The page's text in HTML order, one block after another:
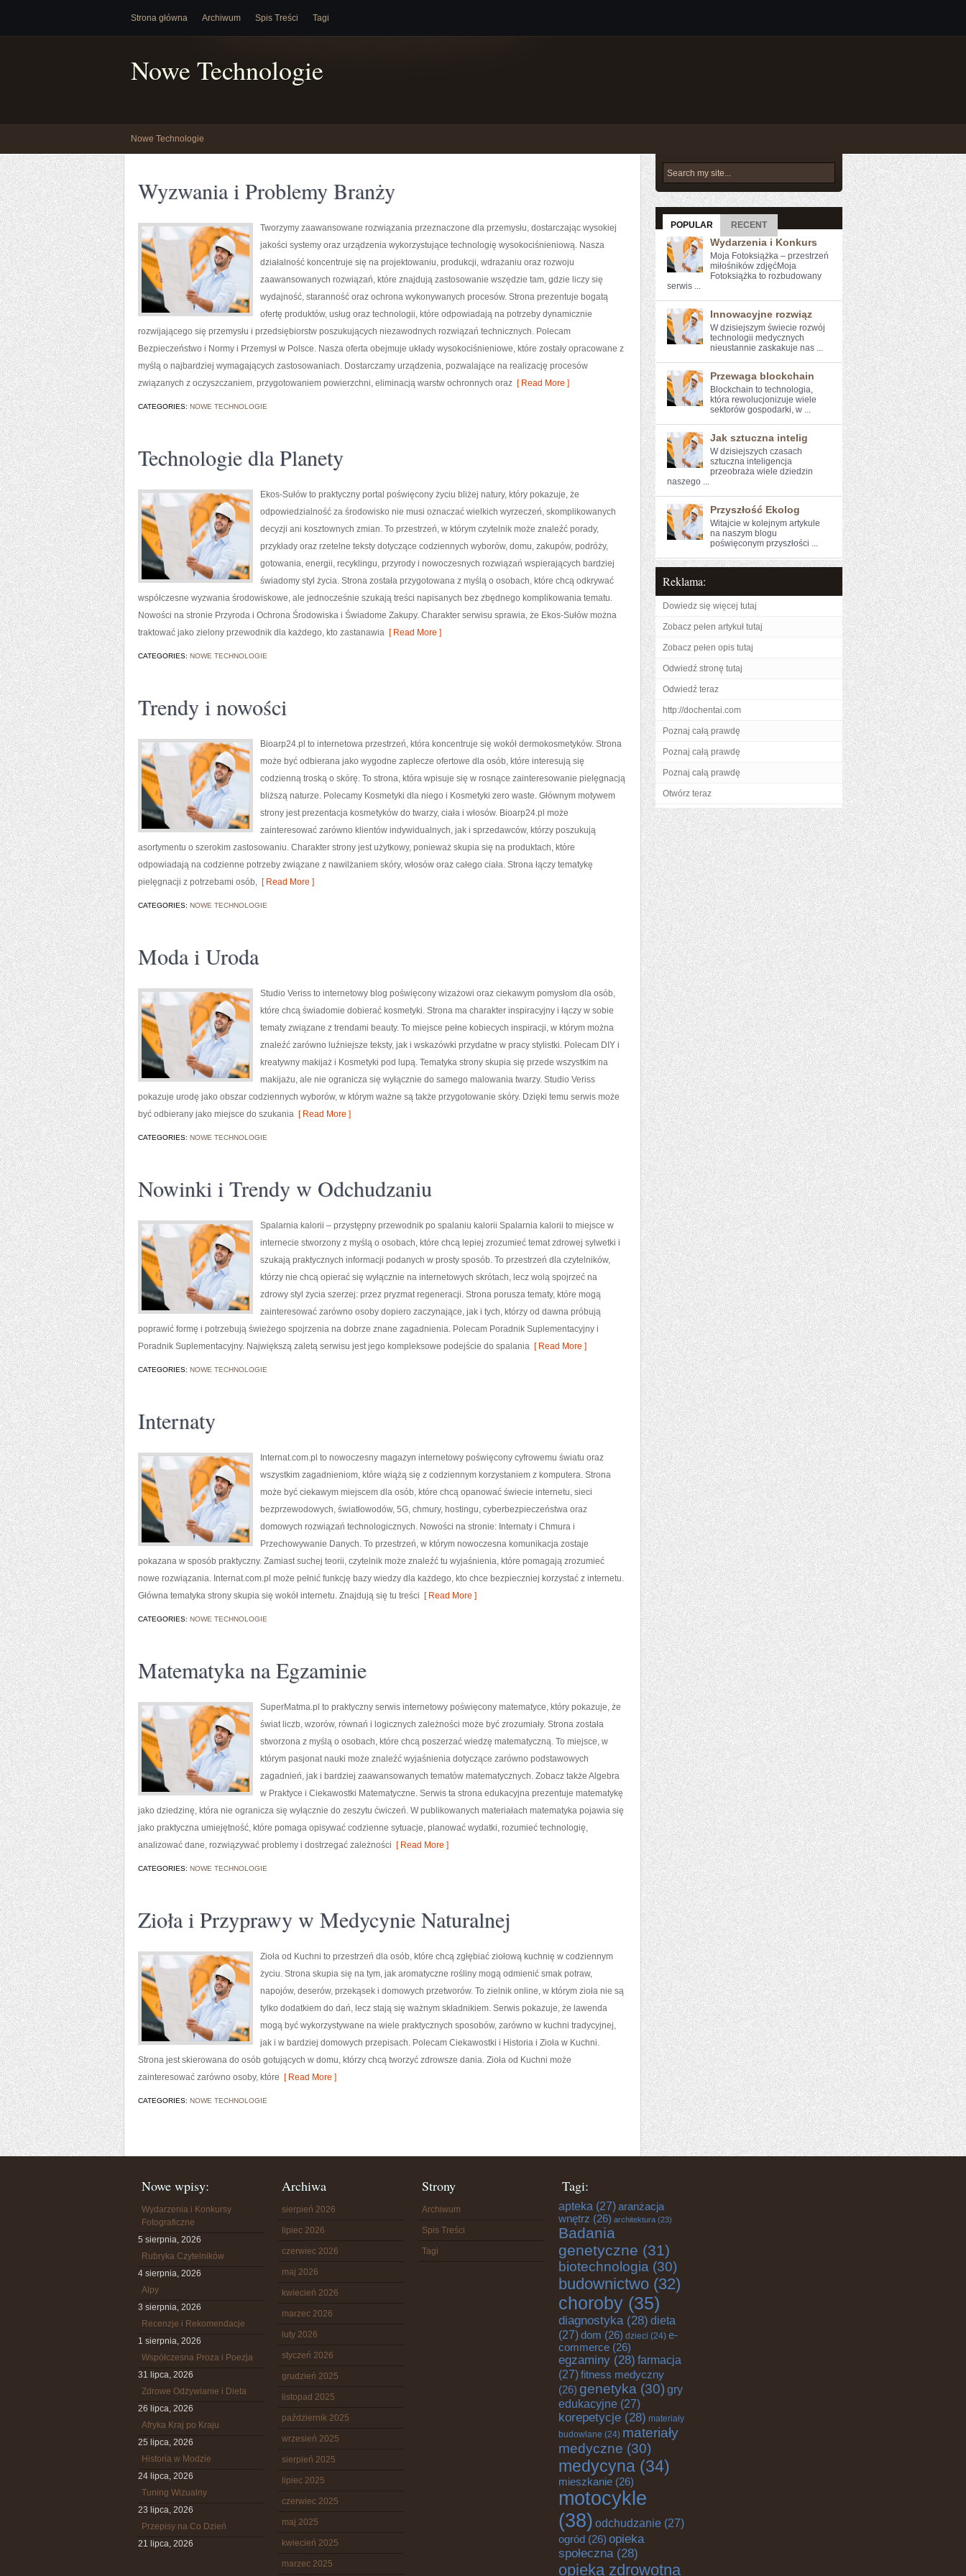
Strona główna Archiwum Spis Treści Tagi
Nowe Technologie
Nowe Technologie
Wyzwania i Problemy Branży
Tworzymy zaawansowane rozwiązania przeznaczone dla przemysłu, dostarczając wysokiej
jakości systemy oraz urządzenia wykorzystujące technologię wysokociśnieniową. Nasza
działalność koncentruje się na projektowaniu, produkcji, wdrażaniu oraz rozwoju
zaawansowanych rozwiązań, które znajdują zastosowanie wszędzie tam, gdzie liczy się
wydajność, staranność oraz ochrona wykonywanych procesów. Strona prezentuje bogatą
ofertę produktów, usług oraz technologii, które odpowiadają na potrzeby dynamicznie
rozwijającego się przemysłu i przedsiębiorstw poszukujących niezawodnych rozwiązań technicznych. Polecam
Bezpieczeństwo i Normy i Przemysł w Polsce. Nasza oferta obejmuje układy wysokociśnieniowe, które zostały opracowane z
myślą o najbardziej wymagających zastosowaniach. Dostarczamy urządzenia, pozwalające na realizację procesów
związanych z oczyszczaniem, przygotowaniem powierzchni, eliminacją warstw ochronnych oraz [ Read More ]
CATEGORIES: NOWE TECHNOLOGIE
Technologie dla Planety
Ekos-Sułów to praktyczny portal poświęcony życiu bliżej natury, który pokazuje, że
odpowiedzialność za środowisko nie musi oznaczać wielkich wyrzeczeń, skomplikowanych
decyzji ani kosztownych zmian. To przestrzeń, w którym czytelnik może znaleźć porady,
przykłady oraz rzetelne teksty dotyczące codziennych wyborów, domu, zakupów, podróży,
gotowania, energii, recyklingu, przyrody i nowoczesnych rozwiązań wspierających bardziej
świadomy styl życia. Strona została przygotowana z myślą o osobach, które chcą odkrywać
współczesne wyzwania środowiskowe, ale jednocześnie szukają treści napisanych bez zbędnego komplikowania tematu.
Nowości na stronie Przyroda i Ochrona Środowiska i Świadome Zakupy. Charakter serwisu sprawia, że Ekos-Sułów można
traktować jako zielony przewodnik dla każdego, kto zastanawia [ Read More ]
CATEGORIES: NOWE TECHNOLOGIE
Trendy i nowości
Bioarp24.pl to internetowa przestrzeń, która koncentruje się wokół dermokosmetyków. Strona
może być odbierana jako wygodne zaplecze ofertowe dla osób, które interesują się
codzienną troską o skórę. To strona, która wpisuje się w rosnące zainteresowanie pielęgnacją
bliższą naturze. Polecamy Kosmetyki dla niego i Kosmetyki zero waste. Głównym motywem
strony jest prezentacja kosmetyków do twarzy, ciała i włosów. Bioarp24.pl może
zainteresować zarówno klientów indywidualnych, jak i sprzedawców, którzy poszukują
asortymentu o szerokim zastosowaniu. Charakter strony jest użytkowy, ponieważ skupia się na produktach, które
odpowiadają na codzienne potrzeby związane z nawilżaniem skóry, włosów oraz całego ciała. Strona łączy tematykę
pielęgnacji z potrzebami osób, [ Read More ]
CATEGORIES: NOWE TECHNOLOGIE
Moda i Uroda
Studio Veriss to internetowy blog poświęcony wizażowi oraz ciekawym pomysłom dla osób,
które chcą świadomie dobierać kosmetyki. Strona ma charakter inspiracyjny i łączy w sobie
tematy związane z trendami beauty. To miejsce pełne kobiecych inspiracji, w którym można
znaleźć zarówno luźniejsze teksty, jak i wskazówki przydatne w pracy stylistki. Polecam DIY i
kreatywny makijaż i Kosmetyki pod lupą. Tematyka strony skupia się przede wszystkim na
makijażu, ale nie ogranicza się wyłącznie do samego malowania twarzy. Studio Veriss
pokazuje urodę jako obszar codziennych wyborów, w którym ważne są także przygotowanie skóry. Dzięki temu serwis może
być odbierany jako miejsce do szukania [ Read More ]
CATEGORIES: NOWE TECHNOLOGIE
Nowinki i Trendy w Odchudzaniu
Spalarnia kalorii – przystępny przewodnik po spalaniu kalorii Spalarnia kalorii to miejsce w
internecie stworzony z myślą o osobach, które chcą lepiej zrozumieć temat zdrowej sylwetki i
szukają praktycznych informacji podanych w prosty sposób. To przestrzeń dla czytelników,
którzy nie chcą opierać się wyłącznie na internetowych skrótach, lecz wolą spojrzeć na
zdrowy styl życia szerzej: przez pryzmat regeneracji. Strona porusza tematy, które mogą
zainteresować zarówno osoby dopiero zaczynające, jak i tych, którzy od dawna próbują
poprawić formę i potrzebują świeżego spojrzenia na dobrze znane zagadnienia. Polecam Poradnik Suplementacyjny i
Poradnik Suplementacyjny. Największą zaletą serwisu jest jego kompleksowe podejście do spalania [ Read More ]
CATEGORIES: NOWE TECHNOLOGIE
Internaty
Internat.com.pl to nowoczesny magazyn internetowy poświęcony cyfrowemu światu oraz
wszystkim zagadnieniom, które wiążą się z codziennym korzystaniem z komputera. Strona
może być ciekawym miejscem dla osób, które chcą opanować świecie internetu, sieci
bezprzewodowych, światłowodów, 5G, chmury, hostingu, cyberbezpieczeństwa oraz
domowych rozwiązań technologicznych. Nowości na stronie: Internaty i Chmura i
Przechowywanie Danych. To przestrzeń, w którym nowoczesna komunikacja zostaje
pokazana w sposób praktyczny. Zamiast suchej teorii, czytelnik może znaleźć tu wyjaśnienia, które pomagają zrozumieć
nowe rozwiązania. Internat.com.pl może pełnić funkcję bazy wiedzy dla każdego, kto chce bezpieczniej korzystać z internetu.
Główna tematyka strony skupia się wokół internetu. Znajdują się tu treści [ Read More ]
CATEGORIES: NOWE TECHNOLOGIE
Matematyka na Egzaminie
SuperMatma.pl to praktyczny serwis internetowy poświęcony matematyce, który pokazuje, że
świat liczb, wzorów, równań i logicznych zależności może być zrozumiały. Strona została
stworzona z myślą o osobach, które chcą poszerzać wiedzę matematyczną. To miejsce, w
którym pasjonat nauki może znaleźć wyjaśnienia dotyczące zarówno podstawowych
zagadnień, jak i bardziej zaawansowanych tematów matematycznych. Zobacz także Algebra
w Praktyce i Ciekawostki Matematyczne. Serwis ta strona edukacyjna prezentuje matematykę
jako dziedzinę, która nie ogranicza się wyłącznie do zeszytu ćwiczeń. W publikowanych materiałach matematyka pojawia się
jako praktyczna umiejętność, które pomaga opisywać codzienne sytuacje, planować wydatki, rozumieć technologię,
analizować dane, rozwiązywać problemy i dostrzegać zależności [ Read More ]
CATEGORIES: NOWE TECHNOLOGIE
Zioła i Przyprawy w Medycynie Naturalnej
Zioła od Kuchni to przestrzeń dla osób, które chcą zgłębiać ziołową kuchnię w codziennym
życiu. Strona skupia się na tym, jak aromatyczne rośliny mogą odmienić smak potraw,
napojów, deserów, przekąsek i domowych przetworów. To zielnik online, w którym zioła nie są
tylko dodatkiem do dań, lecz stają się ważnym składnikiem. Serwis pokazuje, że lawenda
mogą być wykorzystywane na wiele praktycznych sposobów, zarówno w kuchni tradycyjnej,
jak i w bardziej domowych przepisach. Polecam Ciekawostki i Historia i Zioła w Kuchni.
Strona jest skierowana do osób gotujących w domu, którzy chcą tworzyć zdrowsze dania. Zioła od Kuchni może
zainteresować zarówno osoby, które [ Read More ]
CATEGORIES: NOWE TECHNOLOGIE
POPULAR RECENT
Wydarzenia i Konkurs
Moja Fotoksiążka – przestrzeń
miłośników zdjęćMoja
Fotoksiążka to rozbudowany
serwis ...
Innowacyjne rozwiąz
W dzisiejszym świecie rozwój
technologii medycznych
nieustannie zaskakuje nas ...
Przewaga blockchain
Blockchain to technologia,​
która rewolucjonizuje wiele‍
sektorów ‍gospodarki, w ...
Jak sztuczna intelig
W dzisiejszych czasach
sztuczna inteligencja
przeobraża wiele dziedzin
naszego ...
Przyszłość Ekolog
Witajcie w kolejnym artykule
na‍ naszym blogu
poświęconym przyszłości ...
Reklama:
Dowiedz się więcej tutaj
Zobacz pełen artykuł tutaj
Zobacz pełen opis tutaj
Odwiedź stronę tutaj
Odwiedź teraz
http://dochentai.com
Poznaj całą prawdę
Poznaj całą prawdę
Poznaj całą prawdę
Otwórz teraz
Nowe wpisy:
Wydarzenia i Konkursy
Fotograficzne
5 sierpnia, 2026
Rubryka Czytelników
4 sierpnia, 2026
Alpy
3 sierpnia, 2026
Recenzje i Rekomendacje
1 sierpnia, 2026
Współczesna Proza i Poezja
31 lipca, 2026
Zdrowe Odżywianie i Dieta
26 lipca, 2026
Afryka Kraj po Kraju
25 lipca, 2026
Historia w Modzie
24 lipca, 2026
Tuning Wizualny
23 lipca, 2026
Przepisy na Co Dzień
21 lipca, 2026
Archiwa
sierpień 2026
lipiec 2026
czerwiec 2026
maj 2026
kwiecień 2026
marzec 2026
luty 2026
styczeń 2026
grudzień 2025
listopad 2025
październik 2025
wrzesień 2025
sierpień 2025
lipiec 2025
czerwiec 2025
maj 2025
kwiecień 2025
marzec 2025
Strony
Archiwum
Spis Treści
Tagi
Tagi:
apteka (27)aranżacja
wnętrz (26) architektura (23)
Badania
genetyczne (31)
biotechnologia (30)
budownictwo (32)
choroby (35)
diagnostyka(28) dieta
(27)dom (26) dzieci (24) e-
commerce (26)
egzaminy (28) farmacja
(27)fitness medyczny
(26) genetyka (30) gry
edukacyjne (27)
korepetycje (28) materiały
budowlane (24) materiały
medyczne (30)
medycyna (34)
mieszkanie (26)
motocykle
(38) odchudzanie (27)
ogród (26) opieka
społeczna(28)
opieka zdrowotna